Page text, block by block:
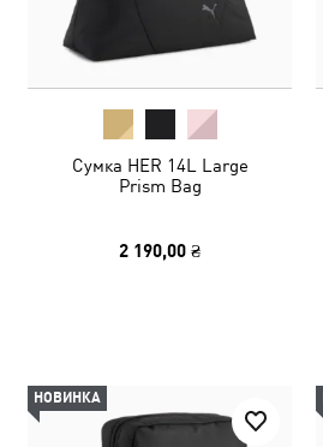
Сумка HER 14L Large
Prism Bag
2 190,00 ₴
НОВИНКА